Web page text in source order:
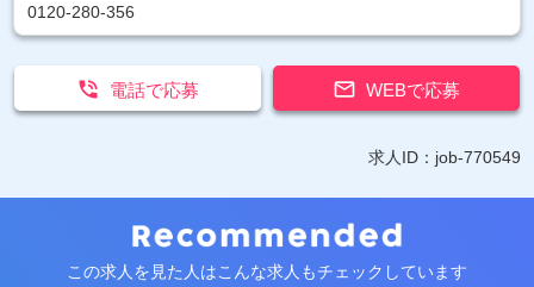
0120-280-356
 WEBで応募
 電話で応募
求人ID：job-770549
この求人を見た人はこんな求人もチェックしています